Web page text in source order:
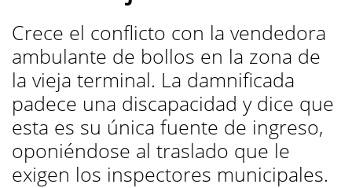
Crece el conflicto con la vendedora
ambulante de bollos en la zona de
la vieja terminal. La damnificada
padece una discapacidad y dice que
esta es su única fuente de ingreso,
oponiéndose al traslado que le
exigen los inspectores municipales.